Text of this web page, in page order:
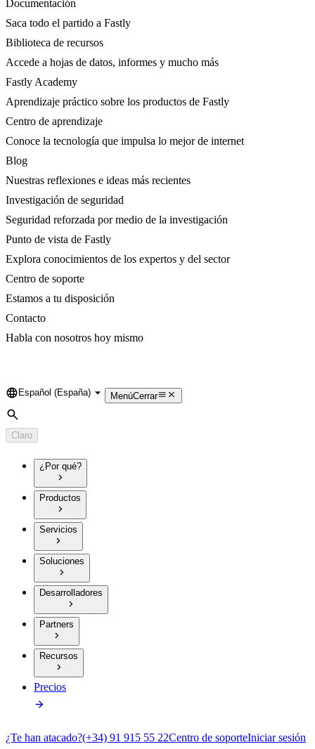
Documentación
Saca todo el partido a Fastly
Biblioteca de recursos
Accede a hojas de datos, informes y mucho más
Fastly Academy
Aprendizaje práctico sobre los productos de Fastly
Centro de aprendizaje
Conoce la tecnología que impulsa lo mejor de internet
Blog
Nuestras reflexiones e ideas más recientes
Investigación de seguridad
Seguridad reforzada por medio de la investigación
Punto de vista de Fastly
Explora conocimientos de los expertos y del sector
Centro de soporte
Estamos a tu disposición
Contacto
Habla con nosotros hoy mismo
Language
Español (España) MenúCerrar
Búsqueda
Claro
¿Por qué?
Productos
Servicios
Soluciones
Desarrolladores
Partners
Recursos
Precios
¿Te han atacado?(+34) 91 915 55 22Centro de soporteIniciar sesión